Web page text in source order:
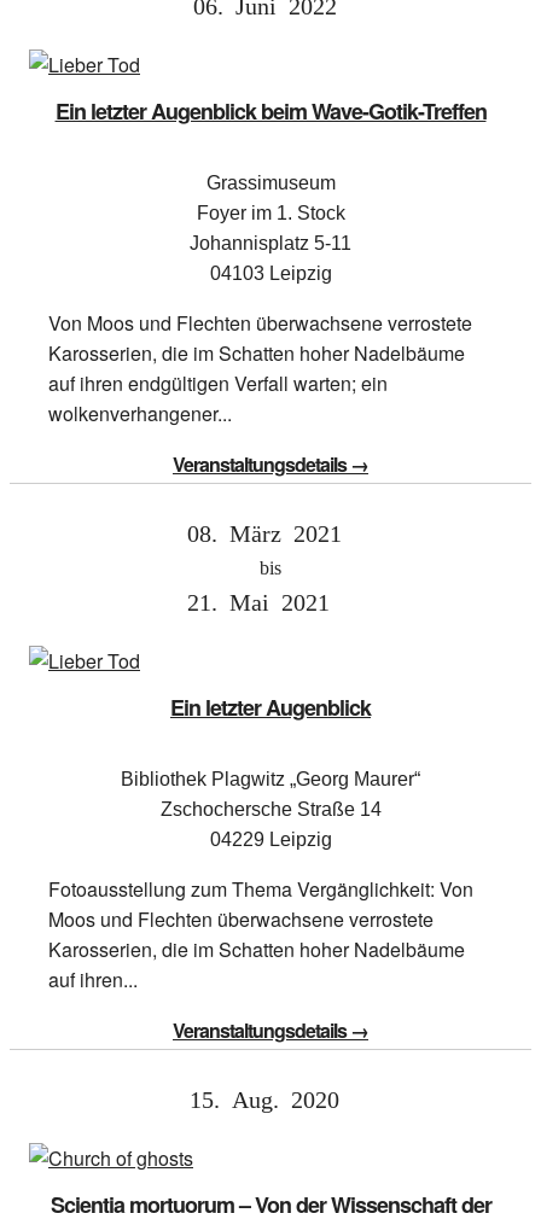
06. Juni 2022
Ein letzter Augenblick beim Wave-Gotik-Treffen
Grassimuseum
Foyer im 1. Stock
Johannisplatz 5-11
04103 Leipzig
Von Moos und Flechten überwachsene verrostete
Karosserien, die im Schatten hoher Nadelbäume
auf ihren endgültigen Verfall warten; ein
wolkenverhangener...
Veranstaltungsdetails →
08. März 2021
bis
21. Mai 2021
Ein letzter Augenblick
Bibliothek Plagwitz „Georg Maurer“
Zschochersche Straße 14
04229 Leipzig
Fotoausstellung zum Thema Vergänglichkeit: Von
Moos und Flechten überwachsene verrostete
Karosserien, die im Schatten hoher Nadelbäume
auf ihren...
Veranstaltungsdetails →
15. Aug. 2020
Scientia mortuorum – Von der Wissenschaft der